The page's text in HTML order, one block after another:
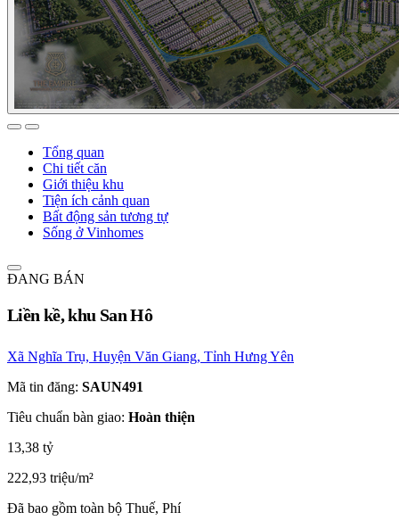
Tổng quan
Chi tiết căn
Giới thiệu khu
Tiện ích cảnh quan
Bất động sản tương tự
Sống ở Vinhomes
ĐANG BÁN
Liền kề, khu San Hô
Xã Nghĩa Trụ, Huyện Văn Giang, Tỉnh Hưng Yên
Mã tin đăng: SAUN491
Tiêu chuẩn bàn giao: Hoàn thiện
13,38 tỷ
222,93 triệu/m²
Đã bao gồm toàn bộ Thuế, Phí